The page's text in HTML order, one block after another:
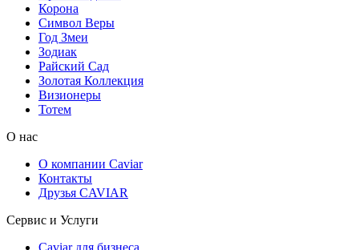
Корона
Символ Веры
Год Змеи
Зодиак
Райский Сад
Золотая Коллекция
Визионеры
Тотем
О нас
О компании Caviar
Контакты
Друзья CAVIAR
Сервис и Услуги
Caviar для бизнеса